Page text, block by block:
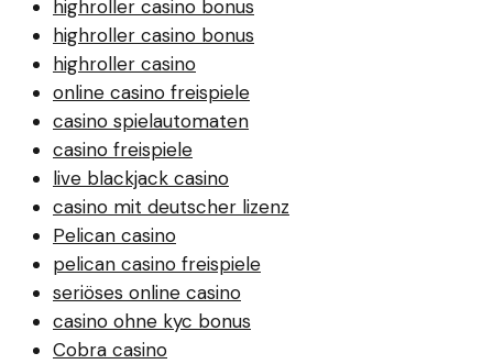
highroller casino bonus
highroller casino bonus
highroller casino
online casino freispiele
casino spielautomaten
casino freispiele
live blackjack casino
casino mit deutscher lizenz
Pelican casino
pelican casino freispiele
seriöses online casino
casino ohne kyc bonus
Cobra casino